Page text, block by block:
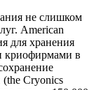
не слишком
American
для хранения
криофирмами в
(the Cryonics